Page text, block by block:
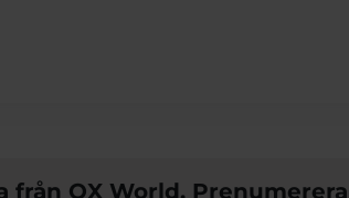
QX World.